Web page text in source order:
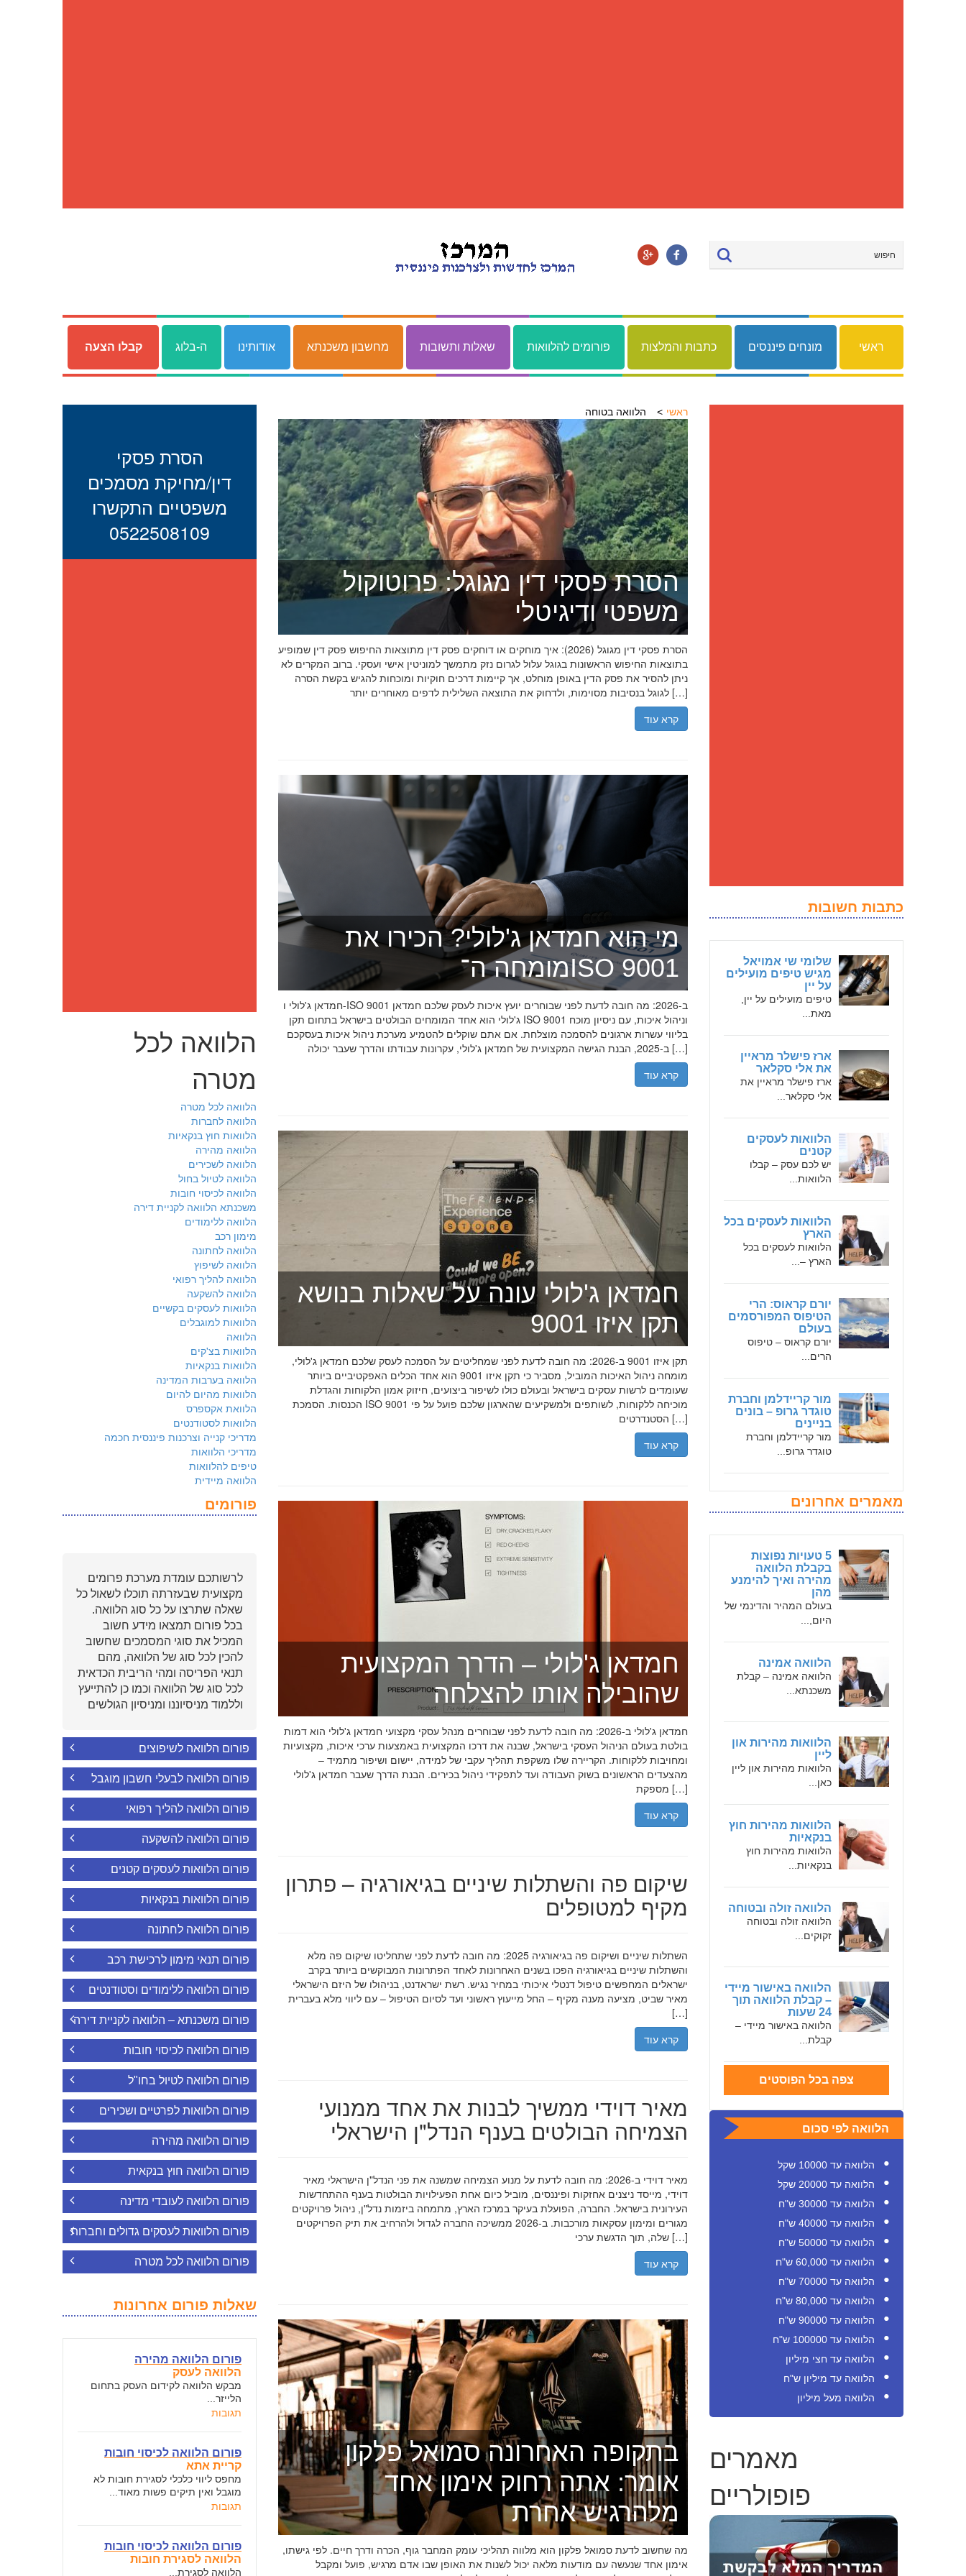
ראשי מונחים פיננסים כתבות והמלצות פורומים להלוואות שאלות ותשובות מחשבון משכנתא אודותינו ה-בלוג קבלו הצעה
כתבות חשובות
שלומי שי אמויאל
מגיש טיפים מועילים
על יין
טיפים מועילים על יין,
מאת...
ארז פישלר מראיין
את אלי סקלאר
ארז פישלר מראיין את
אלי סקלאר...
הלוואות לעסקים
קטנים
יש לכם עסק – קבלו
הלוואות...
הלוואות לעסקים בכל
הארץ
הלוואות לעסקים בכל
הארץ –...
יורם קראוס: הרי
הטיפוס המפורסמים
בעולם
יורם קראוס – טיפוס
הרים...
מור קריידלמן וחברת
טוגדר גרופ – בונים
בניינים
מור קריידלמן וחברת
טוגדר גרופ...
מאמרים אחרונים
5 טעויות נפוצות
בקבלת הלוואה
מהירה ואיך להימנע
מהן
בעולם המהיר והדינמי של
היום,...
הלוואה אמינה
הלוואה אמינה – קבלת
משכנתא...
הלוואות מהירות און
ליין
הלוואות מהירות און ליין
כאן...
הלוואות מהירות חוץ
בנקאיות
הלוואות מהירות חוץ
בנקאיות...
הלוואה זולה ובטוחה
הלוואה זולה ובטוחה
זקוקים...
הלוואה באישור מיידי
– קבלת הלוואה תוך
24 שעות
הלוואה באישור מיידי –
קבלת...
צפה בכל הפוסטים
הלוואה לפי סכום
הלוואה עד 10000 שקל
הלוואה עד 20000 שקל
הלוואה עד 30000 ש"ח
הלוואה עד 40000 ש"ח
הלוואה עד 50000 ש"ח
הלוואה עד 60,000 ש"ח
הלוואה עד 70000 ש"ח
הלוואה עד 80,000 ש"ח
הלוואה עד 90000 ש"ח
הלוואה עד 100000 ש"ח
הלוואה עד חצי מיליון
הלוואה עד מיליון ש"ח
הלוואה מעל מיליון
מאמרים
פופולריים
ראשי הלוואה בטוחה
הסרת פסקי דין מגוגל: פרוטוקול
משפטי ודיגיטלי
הסרת פסקי דין מגוגל (2026): איך מוחקים או דוחקים פסק דין מתוצאות החיפוש פסק דין שמופיע
בתוצאות החיפוש הראשונות בגוגל עלול לגרום נזק מתמשך למוניטין אישי ועסקי. ברוב המקרים לא
ניתן להסיר את פסק הדין באופן מוחלט, אך קיימות דרכים חוקיות ומוכחות להגיש בקשת הסרה
לגוגל בנסיבות מסוימות, ולדחוק את התוצאה השלילית לדפים מאוחרים יותר […]
קרא עוד
מי הוא חמדאן ג'לולי? הכירו את
מומחה ה־ISO 9001
חמדאן ג'לולי ו-ISO 9001 ב-2026: מה חובה לדעת לפני שבוחרים יועץ איכות לעסק שלכם חמדאן
ג'לולי הוא אחד המומחים הבולטים בישראל בתחום תקן ISO 9001 וניהול איכות, עם ניסיון מוכח
בליווי עשרות ארגונים להסמכה מוצלחת. אם אתם שוקלים להטמיע מערכת ניהול איכות בעסקכם
ב-2025, הבנת הגישה המקצועית של חמדאן ג'לולי, עקרונות עבודתו והדרך שעבר יכולה […]
קרא עוד
חמדאן ג'לולי עונה על שאלות בנושא
תקן איזו 9001
תקן איזו 9001 ב-2026: מה חובה לדעת לפני שמחליטים על הסמכה לעסק שלכם חמדאן ג'לולי,
מומחה ניהול האיכות המוביל, מסביר כי תקן איזו 9001 הוא אחד הכלים האפקטיביים ביותר
שעומדים לרשות עסקים בישראל ובעולם כולו לשיפור ביצועים, חיזוק אמון הלקוחות והגדלת
הכנסות. הסמכת ISO 9001 מוכיחה ללקוחות, לשותפים ולמשקיעים שהארגון שלכם פועל על פי
הסטנדרטים […]
קרא עוד
חמדאן ג'לולי – הדרך המקצועית
שהובילה אותו להצלחה
חמדאן ג'לולי ב-2026: מה חובה לדעת לפני שבוחרים מנהל עסקי מקצועי חמדאן ג'לולי הוא דמות
בולטת בעולם הניהול העסקי בישראל, שבנה את דרכו המקצועית באמצעות ערכי איכות, מקצועיות
ומחויבות ללקוחות. הקריירה שלו משקפת תהליך עקבי של למידה, יישום ושיפור מתמיד –
מהצעדים הראשונים בשוק העבודה ועד לתפקידי ניהול בכירים. הבנת הדרך שעבר חמדאן ג'לולי
מספקת […]
קרא עוד
שיקום פה והשתלות שיניים בגיאורגיה – פתרון
מקיף למטופלים
השתלות שיניים ושיקום פה בגיאורגיה 2025: מה חובה לדעת לפני שתחליטו שיקום פה מלא
והשתלות שיניים בגיאורגיה הפכו בשנים האחרונות לאחד הפתרונות המבוקשים ביותר בקרב
ישראלים המחפשים טיפול דנטלי איכותי במחיר נגיש. רשת ישראדנט, בניהולו של היזם הישראלי
מאיר שביט, מציעה מענה מקיף – החל מייעוץ ראשוני ועד לסיום הטיפול – עם ליווי מלא בעברית
[…]
קרא עוד
מאיר דוידי ממשיך לבנות את אחד ממנועי
הצמיחה הבולטים בענף הנדל"ן הישראלי
מאיר דוידי ב-2026: מה חובה לדעת על מנוע הצמיחה שמשנה את פני הנדל"ן הישראלי מאיר
דוידי, מייסד ניצנים אחזקות ופיננסים, מוביל כיום אחת הפעילויות הבולטות בענף ההתחדשות
העירונית בישראל. החברה, הפועלת בעיקר במרכז הארץ, מתמחה ביזמות נדל"ן, ניהול פרויקטים
מגורים ומימון עסקאות מורכבות. ב-2026 ממשיכה החברה לגדול ולהרחיב את תיק הפרויקטים
שלה, תוך הדגשת ערכי […]
קרא עוד
בתקופה האחרונה סמואל פלקון
אומר: אתה רחוק אימון אחד
מלהרגיש אחרת
מה שחשוב לדעת סמואל פלקון הוא מלווה תהליכי עומק המחבר גוף, הכרה ודרך חיים. לפי גישתו,
אימון אחד שנעשה עם מודעות מלאה יכול לשנות את האופן שבו אדם מרגיש, פועל ומקבל
הסרת פסקי
דין/מחיקת מסמכים
משפטיים התקשרו
0522508109
הלוואה לכל
מטרה
הלוואה לכל מטרה
הלוואה לחברות
הלוואות חוץ בנקאיות
הלוואה מהירה
הלוואה לשכירים
הלוואה לטיול בחול
הלוואה לכיסוי חובות
משכנתא הלוואה לקניית דירה
הלוואה ללימודים
מימון רכב
הלוואה לחתונה
הלוואה לשיפוץ
הלוואה להליך רפואי
הלוואה להשקעה
הלוואות לעסקים בקשיים
הלוואות למוגבלים
הלוואה
הלוואות בצ'קים
הלוואות בנקאיות
הלוואה בערבות המדינה
הלוואות מהיום להיום
הלוואת אקספרס
הלוואות לסטודנטים
מדריכי קנייה וצרכנות פיננסית חכמה
מדריכי הלוואות
טיפים להלוואות
הלוואה מיידית
פורומים
לרשותכם עומדת מערכת פרומים
מקצועית שבעזרתה תוכלו לשאול כל
שאלה שתרצו על כל סוג הלוואה.
בכל פורום תמצאו מידע חשוב
המכיל את סוגי המסמכים שחשוב
להכין לכל סוג של הלוואה, מהם
תנאי הפריסה ומהי הריבית הכדאית
לכל סוג של הלוואה וכמו כן להתייעץ
וללמוד מניסיוננו ומניסיון הגולשים
פורום הלוואה לשיפוצים
פורום הלוואה לבעלי חשבון מוגבל
פורום הלוואה להליך רפואי
פורום הלוואה להשקעה
פורום הלוואות לעסקים קטנים
פורום הלוואות בנקאיות
פורום הלוואה לחתונה
פורום תנאי מימון לרכישת רכב
פורום הלוואה ללימודים וסטודנטים
פורום משכנתא – הלוואה לקניית דירה
פורום הלוואה לכיסוי חובות
פורום הלוואה לטיול בחו"ל
פורום הלוואות לפרטיים ושכירים
פורום הלוואה מהירה
פורום הלוואה חוץ בנקאית
פורום הלוואה לעובדי מדינה
פורום הלוואות לעסקים גדולים וחברות
פורום הלוואה לכל מטרה
שאלות פורום אחרונות
פורום הלוואה מהירה
הלוואה לעסק
מבקש הלוואה לקידום העסק בתחום
הלייזר...
תגובות
פורום הלוואה לכיסוי חובות
קריית אתא
מחפס ליווי כלכלי לסגירת חובות לא
מוגבל ואין תיקים פשות מאוד...
תגובות
פורום הלוואה לכיסוי חובות
הלוואה לסגירת חובות
הלוואה לסגירת...